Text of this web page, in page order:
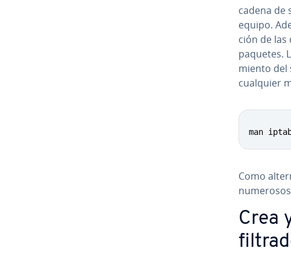
cadena de
equipo.
ción de las
paquetes.
mie­n­to del
cualquier
man
Como
Crea